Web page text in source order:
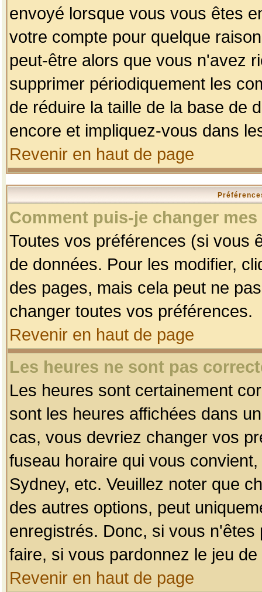
envoyé lorsque vous vous êtes
votre compte pour quelque
peut-être alors que vous n'avez
supprimer périodiquement les
de réduire la taille de la base de
encore et impliquez-vous dans
Revenir en haut de page
Comment puis-je changer
Toutes vos préférences (si vous
de données. Pour les modifier,
des pages, mais cela peut ne
changer toutes vos préférences.
Revenir en haut de page
Les heures ne sont pas
Les heures sont certainement
sont les heures affichées dans
cas, vous devriez changer vos
fuseau horaire qui vous
Sydney, etc. Veuillez noter que
des autres options, peut
enregistrés. Donc, si vous
faire, si vous pardonnez le jeu
Revenir en haut de page